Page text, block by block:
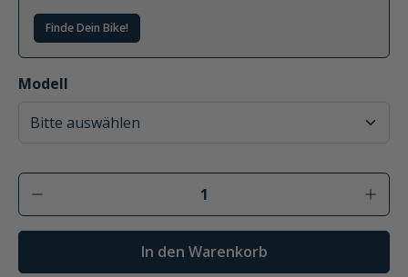
Finde Dein Bike!
Modell
auswählen
Produkt Anzahl: Gib den gewünschten
In den Warenkorb